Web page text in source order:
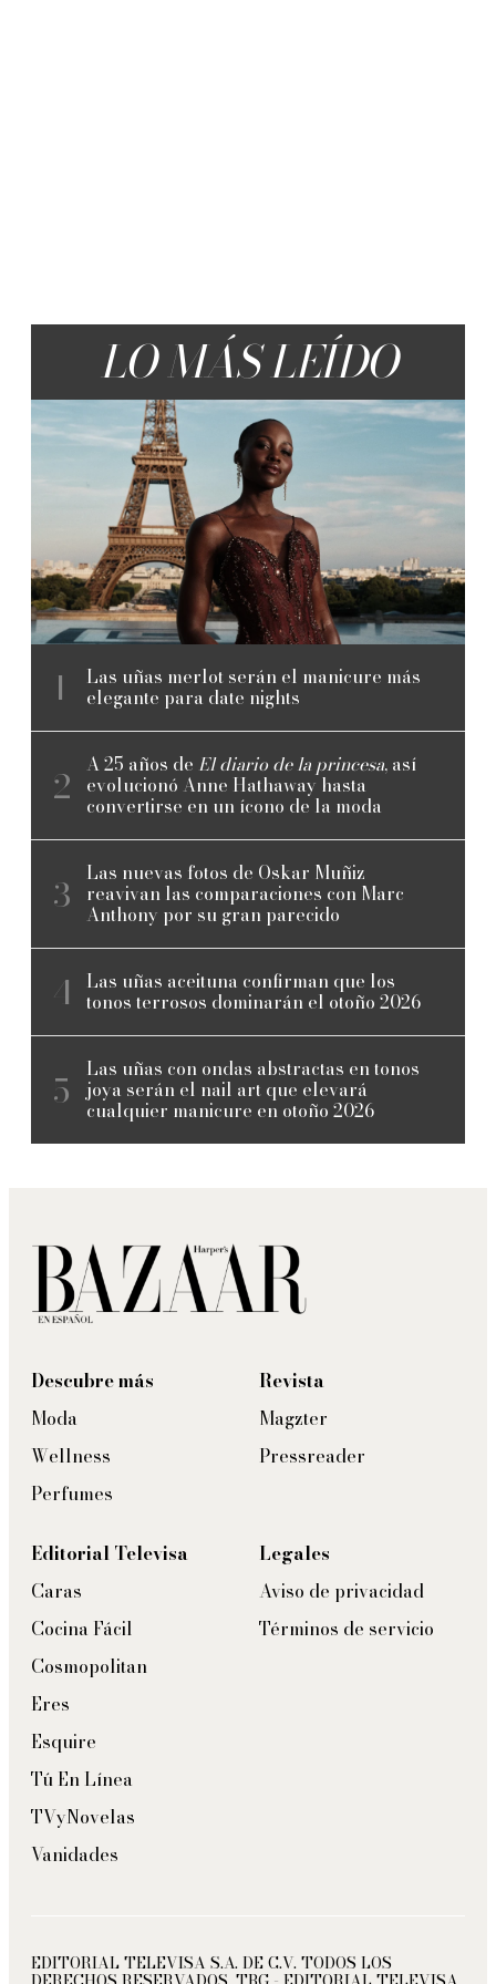
LO MÁS LEÍDO
Las uñas merlot serán el manicure más
elegante para date nights
A 25 años de El diario de la princesa, así
evolucionó Anne Hathaway hasta
convertirse en un ícono de la moda
Las nuevas fotos de Oskar Muñiz
reavivan las comparaciones con Marc
Anthony por su gran parecido
Las uñas aceituna confirman que los
tonos terrosos dominarán el otoño 2026
Las uñas con ondas abstractas en tonos
joya serán el nail art que elevará
cualquier manicure en otoño 2026
Descubre más
Moda
Wellness
Perfumes
Revista
Magzter
Pressreader
Editorial Televisa
Caras
Cocina Fácil
Cosmopolitan
Eres
Esquire
Tú En Línea
TVyNovelas
Vanidades
Legales
Aviso de privacidad
Términos de servicio
EDITORIAL TELEVISA S.A. DE C.V. TODOS LOS